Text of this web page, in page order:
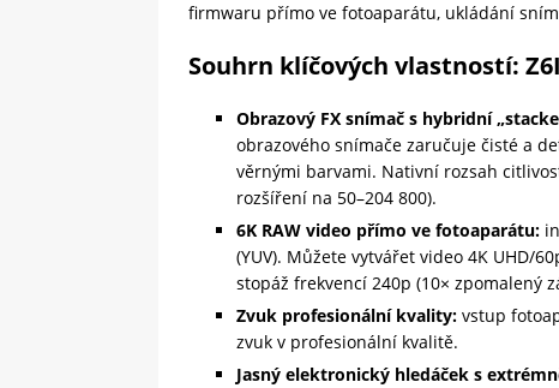
firmwaru přímo ve fotoaparátu, ukládání
Souhrn klíčových vlastností:
Obrazový FX snímač s hybridní
obrazového snímače zaručuje čisté a
věrnými barvami. Nativní rozsah
rozšíření na 50–204 800).
6K RAW video přímo ve fotoaparátu:
(YUV). Můžete vytvářet video 4K UHD/
stopáž frekvencí 240p (10× zpomalený
Zvuk profesionální kvality: vstup
zvuk v profesionální kvalitě.
Jasný elektronický hledáček s